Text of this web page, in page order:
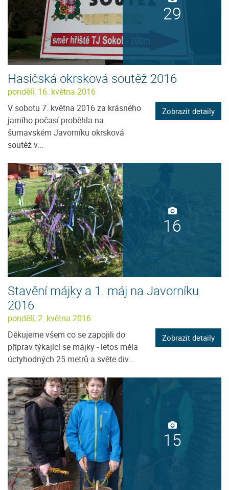
29
Hasičská okrsková soutěž 2016
pondělí, 16. května 2016
V sobotu 7. května 2016 za krásného
jarního počasí proběhla na
šumavském Javorníku okrsková
soutěž v...
Zobrazit detaily
16
Stavění májky a 1. máj na Javorníku
2016
pondělí, 2. května 2016
Děkujeme všem co se zapojili do
příprav týkající se májky - letos měla
úctyhodných 25 metrů a světe div...
Zobrazit detaily
15